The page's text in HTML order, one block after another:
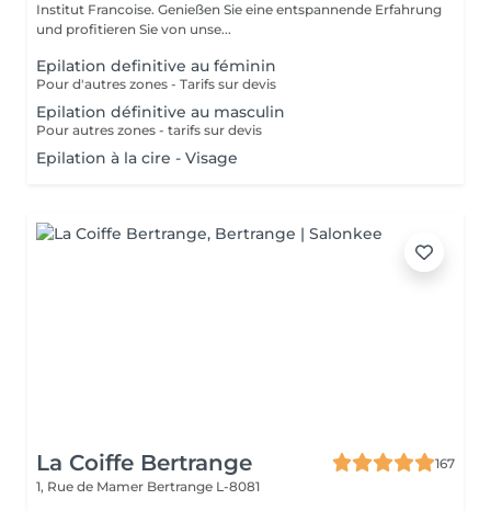
Institut Francoise. Genießen Sie eine entspannende Erfahrung
und profitieren Sie von unse...
Epilation definitive au féminin
Pour d'autres zones - Tarifs sur devis
Epilation définitive au masculin
Pour autres zones - tarifs sur devis
Epilation à la cire - Visage
La Coiffe Bertrange
167
1, Rue de Mamer Bertrange L-8081